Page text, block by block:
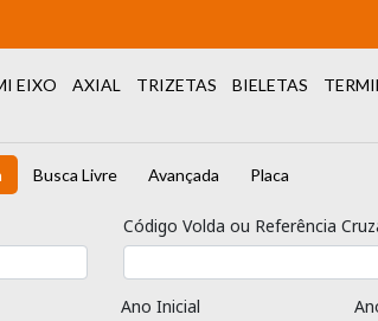
EIXO AXIAL TRIZETAS BIELETAS
Busca Livre Avançada Placa
Código Volda ou Referência
Ano Inicial